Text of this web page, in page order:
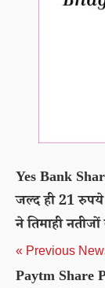
Yes Bank
जल्द ही 21 रुपये
ने तिमाही
« Previous
Paytm Share